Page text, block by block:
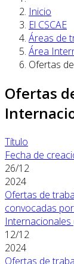
Inicio
El CSCAE
Áreas de
Área
Ofertas
Ofertas
Título
Fecha de
26/12
2024
Ofertas de
convocadas
12/12
2024
Ofertas de